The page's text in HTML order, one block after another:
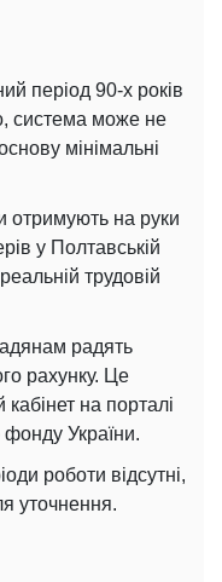
період 90-х років
система може не
мінімальні
отримують на руки
у Полтавській
трудовій
радять
рахунку. Це
на порталі
фонду України.
роботи відсутні,
уточнення.